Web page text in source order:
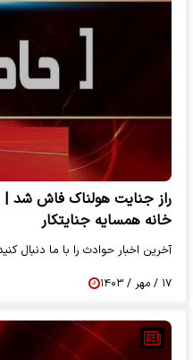
خانه همسایه جنایتکار
آخرین اخبار حوادث را با ما دنبال
۱۷ / مهر / ۱۴۰۳